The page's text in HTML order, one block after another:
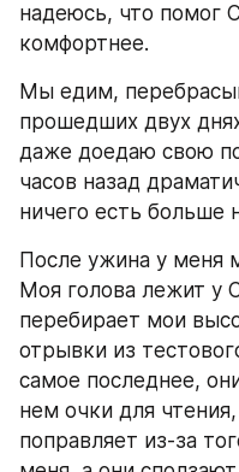
надеюсь, что помог
комфортнее.
Мы едим,
прошедших двух
даже доедаю свою
часов назад
ничего есть больше
После ужина у меня
Моя голова лежит у
перебирает мои
отрывки из
самое последнее,
нем очки для
поправляет из-за